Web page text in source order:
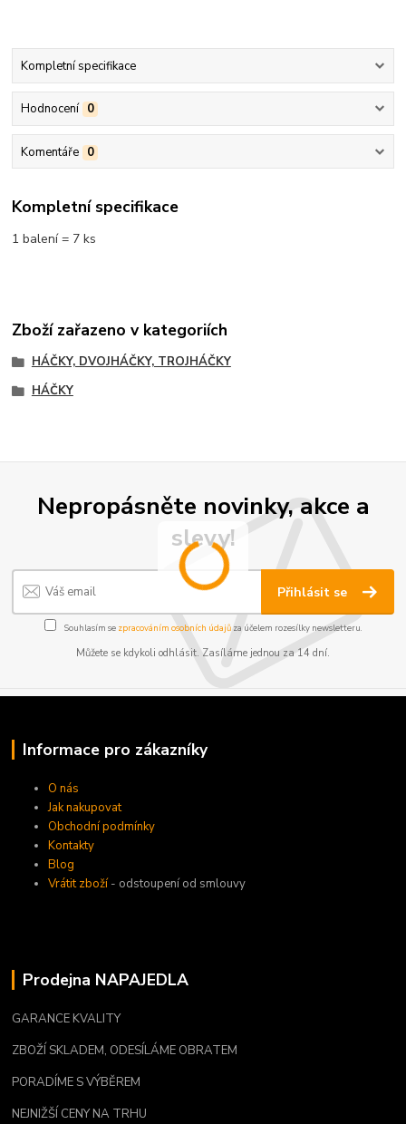
Kompletní specifikace
Hodnocení 0
Komentáře 0
Kompletní specifikace
1 balení = 7 ks
Zboží zařazeno v kategoriích
HÁČKY, DVOJHÁČKY, TROJHÁČKY
HÁČKY
Nepropásněte novinky, akce a
slevy!
Přihlásit se
Souhlasím se zpracováním osobních údajůza účelem rozesílky newsletteru.
Můžete se kdykoli odhlásit. Zasíláme jednou za 14 dní.
Informace pro zákazníky
O nás
Jak nakupovat
Obchodní podmínky
Kontakty
Blog
Vrátit zboží - odstoupení od smlouvy
Prodejna NAPAJEDLA
GARANCE KVALITY
ZBOŽÍ SKLADEM, ODESÍLÁME OBRATEM
PORADÍME S VÝBĚREM
NEJNIŽŠÍ CENY NA TRHU